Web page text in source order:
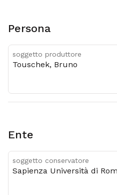
Persona
soggetto produttore
Touschek, Bruno
Ente
soggetto conservatore
Sapienza Università di